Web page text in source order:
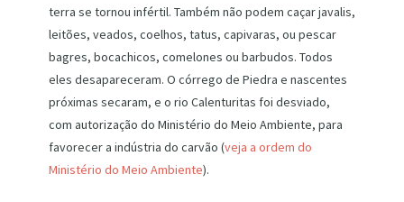
terra se tornou infértil. Também não podem caçar javalis,
leitões, veados, coelhos, tatus, capivaras, ou pescar
bagres, bocachicos, comelones ou barbudos. Todos
eles desapareceram. O córrego de Piedra e nascentes
próximas secaram, e o rio Calenturitas foi desviado,
com autorização do Ministério do Meio Ambiente, para
favorecer a indústria do carvão (veja a ordem do
Ministério do Meio Ambiente).